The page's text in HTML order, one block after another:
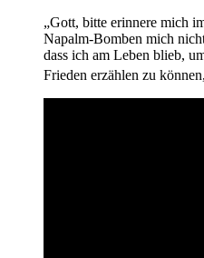
„Gott, bitte erinnere mich
Napalm-Bomben mich
dass ich am Leben blieb,
Frieden erzählen zu